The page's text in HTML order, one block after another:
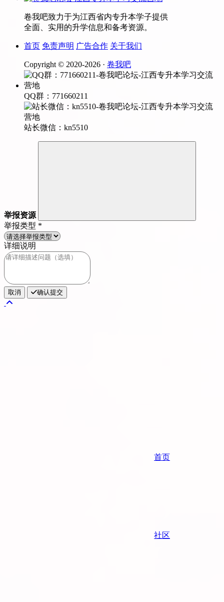
卷我吧致力于为江西省内专升本学子提供
全面、实用的升学信息和备考资源。
首页 免责声明 广告合作 关于我们
Copyright © 2020-2026 · 卷我吧
QQ群：771660211
站长微信：kn5510
举报资源
举报类型 *
详细说明
取消 确认提交
首页
社区